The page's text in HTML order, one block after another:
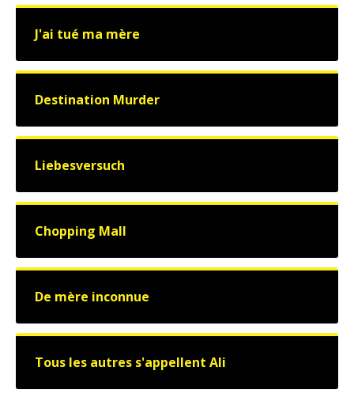
J'ai tué ma mère
Destination Murder
Liebesversuch
Chopping Mall
De mère inconnue
Tous les autres s'appellent Ali